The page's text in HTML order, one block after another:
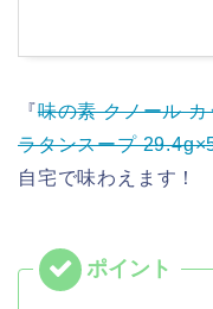
『味の素 クノール
ラタンスープ
自宅で味わえます！